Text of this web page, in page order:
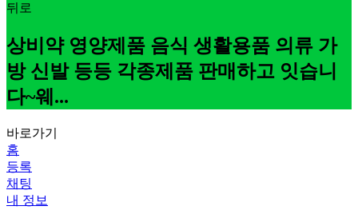
뒤로
상비약 영양제품 음식 생활용품 의류 가
방 신발 등등 각종제품 판매하고 잇습니
다~웨...
바로가기
홈
등록
채팅
내 정보